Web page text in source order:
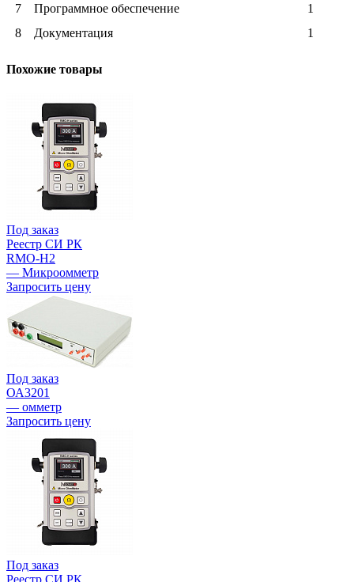
7
Программное обеспечение
1
8
Документация 1
Похожие товары
Под заказ
Реестр СИ РК
RMO-H2
— Микроомметр
Запросить цену
Под заказ
ОА3201
— омметр
Запросить цену
Под заказ